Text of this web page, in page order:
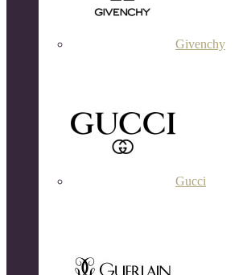
Givenchy
Gucci